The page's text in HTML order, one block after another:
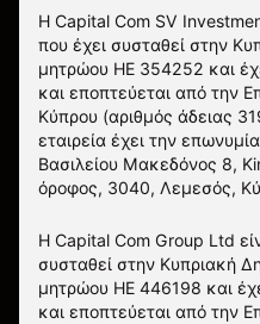
Η Capital Com SV
που έχει συσταθεί στην
μητρώου HE 354252 και
και εποπτεύεται από την
Κύπρου (αριθμός άδειας
εταιρεία έχει την
Βασιλείου Μακεδόνος 8,
όροφος, 3040, Λεμεσός,
Η Capital Com Group Ltd
συσταθεί στην Κυπριακή
μητρώου ΗΕ 446198 και
και εποπτεύεται από την